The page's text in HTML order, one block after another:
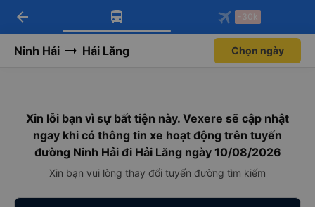
Tải app Vexere ngay!
Nhận ưu đãi thành viên độc
Mở app
Tải app Vexere
-30k/ghế khi đặt vé máy bay qua
Mở app
arrow_back -30k
Ninh Hải Hải Lăng Chọn ngày
Xin lỗi bạn vì sự bất tiện này. Vexere sẽ cập nhật
ngay khi có thông tin xe hoạt động trên tuyến
đường Ninh Hải đi Hải Lăng ngày 10/08/2026
Xin bạn vui lòng thay đổi tuyến đường tìm kiếm